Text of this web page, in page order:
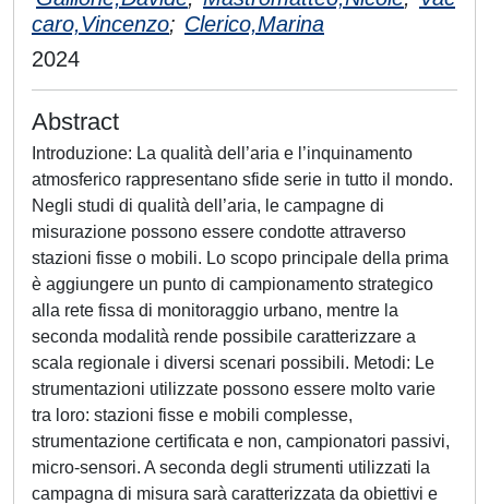
caro,Vincenzo; Clerico,Marina
2024
Abstract
Introduzione: La qualità dell’aria e l’inquinamento
atmosferico rappresentano sfide serie in tutto il mondo.
Negli studi di qualità dell’aria, le campagne di
misurazione possono essere condotte attraverso
stazioni fisse o mobili. Lo scopo principale della prima
è aggiungere un punto di campionamento strategico
alla rete fissa di monitoraggio urbano, mentre la
seconda modalità rende possibile caratterizzare a
scala regionale i diversi scenari possibili. Metodi: Le
strumentazioni utilizzate possono essere molto varie
tra loro: stazioni fisse e mobili complesse,
strumentazione certificata e non, campionatori passivi,
micro-sensori. A seconda degli strumenti utilizzati la
campagna di misura sarà caratterizzata da obiettivi e